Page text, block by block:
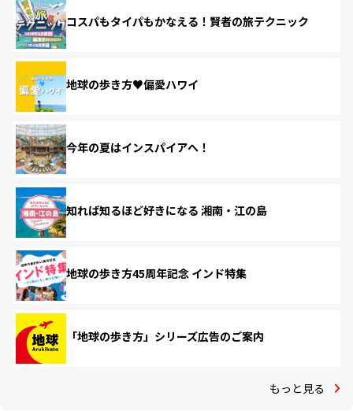
コスパもタイパもかなえる！賢者の旅テクニック
地球の歩き方♥偏愛ハワイ
今年の夏はインスパイアへ！
知れば知るほど好きになる 湘南・江の島
地球の歩き方45周年記念 インド特集
「地球の歩き方」シリーズ広告のご案内
もっと見る